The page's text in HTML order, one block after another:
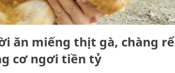
ăn miếng thịt gà, chàng rể
cơ ngơi tiền tỷ